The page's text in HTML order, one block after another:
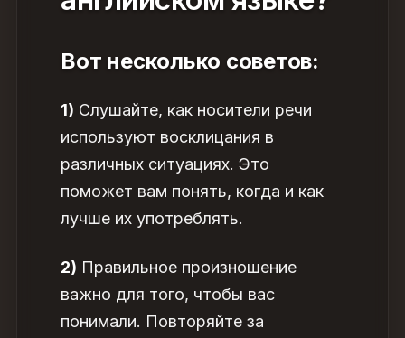
Вот несколько советов:
1) Слушайте, как носители речи
используют восклицания в
различных ситуациях. Это
поможет вам понять, когда и как
лучше их употреблять.
2) Правильное произношение
важно для того, чтобы вас
понимали. Повторяйте за